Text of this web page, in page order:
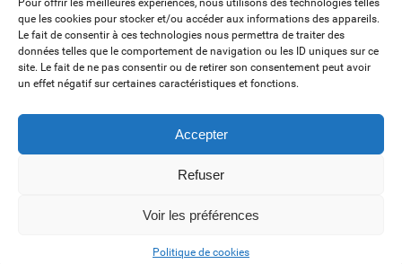
Pour offrir les meilleures expériences, nous utilisons des technologies telles
que les cookies pour stocker et/ou accéder aux informations des appareils.
Le fait de consentir à ces technologies nous permettra de traiter des
données telles que le comportement de navigation ou les ID uniques sur ce
site. Le fait de ne pas consentir ou de retirer son consentement peut avoir
un effet négatif sur certaines caractéristiques et fonctions.
Accepter
Refuser
Voir les préférences
Politique de cookies
1, 2, 3... Buzzez !
Découvrez nos kits communication